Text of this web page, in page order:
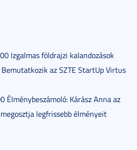
Izgalmas földrajzi kalandozások
az SZTE StartUp Virtus
Élménybeszámoló: Kárász Anna az
legfrissebb élményeit